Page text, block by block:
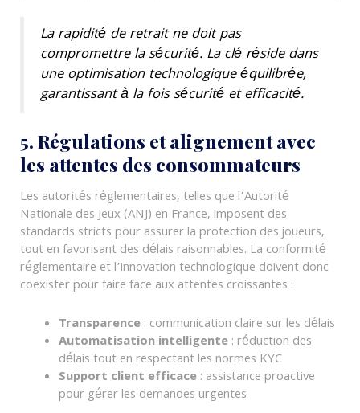
La rapidité de retrait ne doit pas
compromettre la sécurité. La clé réside dans
une optimisation technologique équilibrée,
garantissant à la fois sécurité et efficacité.
5. Régulations et alignement avec
les attentes des consommateurs
Les autorités réglementaires, telles que l’Autorité
Nationale des Jeux (ANJ) en France, imposent des
standards stricts pour assurer la protection des joueurs,
tout en favorisant des délais raisonnables. La conformité
réglementaire et l’innovation technologique doivent donc
coexister pour faire face aux attentes croissantes :
Transparence: communication claire sur les délais
Automatisation intelligente: réduction des
délais tout en respectant les normes KYC
Support client efficace: assistance proactive
pour gérer les demandes urgentes